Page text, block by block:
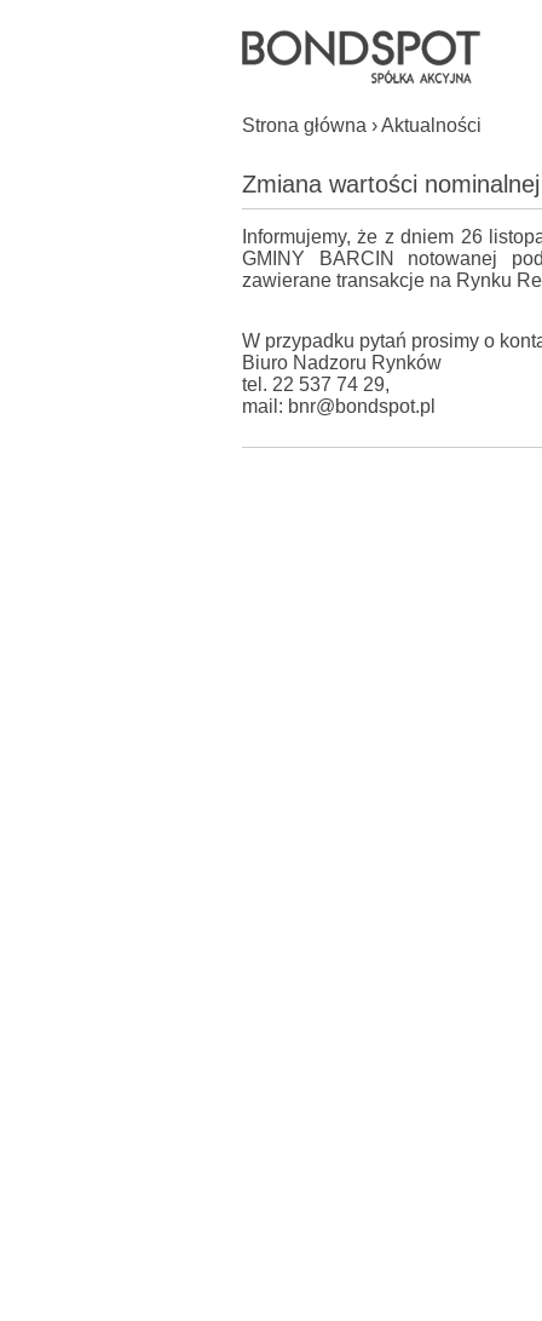
Strona główna ›Aktualności
Zmiana wartości
Informujemy, że z dniem 26
GMINY BARCIN notowanej
zawierane transakcje na Rynku
W przypadku pytań prosimy o
Biuro Nadzoru Rynków
tel. 22 537 74 29,
mail: bnr@bondspot.pl